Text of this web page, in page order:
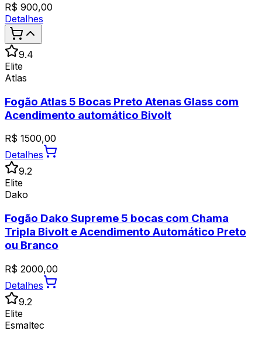
R$ 900,00
Detalhes
9.4
Elite
Atlas
Fogão Atlas 5 Bocas Preto Atenas Glass com
Acendimento automático Bivolt
R$ 1500,00
Detalhes
9.2
Elite
Dako
Fogão Dako Supreme 5 bocas com Chama
Tripla Bivolt e Acendimento Automático Preto
ou Branco
R$ 2000,00
Detalhes
9.2
Elite
Esmaltec